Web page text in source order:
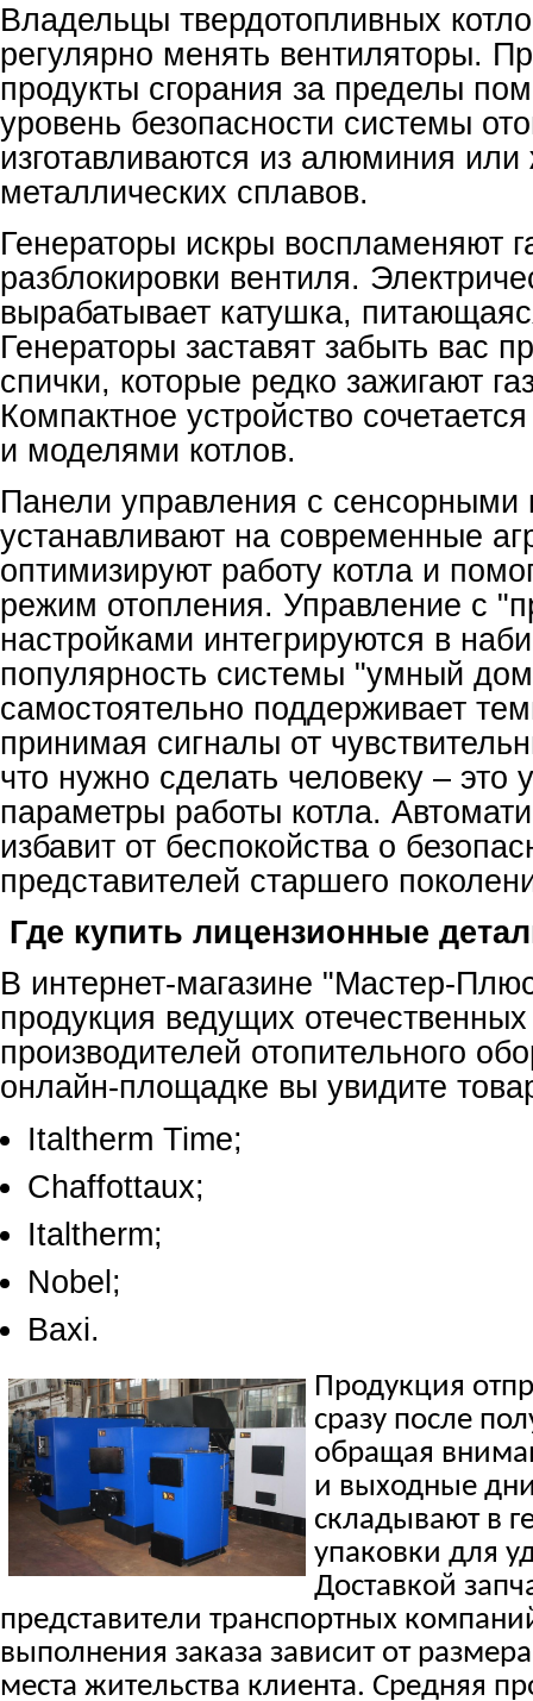
Владельцы твердотопливных
регулярно менять вентиляторы.
продукты сгорания за пределы
уровень безопасности системы
изготавливаются из алюминия
металлических сплавов.
Генераторы искры воспламеняют
разблокировки вентиля.
вырабатывает катушка,
Генераторы заставят забыть вас
спички, которые редко зажигают
Компактное устройство
и моделями котлов.
Панели управления с сенсорными
устанавливают на современные
оптимизируют работу котла и
режим отопления. Управление с
настройками интегрируются в
популярность системы "умный
самостоятельно поддерживает
принимая сигналы от
что нужно сделать человеку – это
параметры работы котла.
избавит от беспокойства о
представителей старшего
Где купить лицензионные
В интернет-магазине "Мастер-
продукция ведущих
производителей отопительного
онлайн-площадке вы увидите
Italtherm Time;
Chaffottaux;
Italtherm;
Nobel;
Baxi.
Продукция
сразу после
обращая
и выходные
складывают в
упаковки для
Доставкой
представители транспортных
выполнения заказа зависит от
места жительства клиента. Средняя